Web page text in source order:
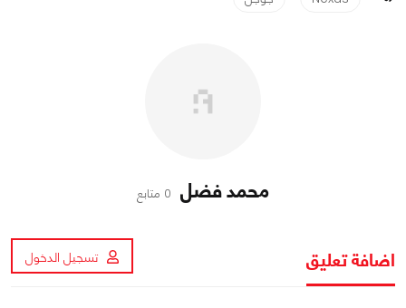
محمد فضل 0 متابع
اضافة تعليق تسجيل الدخول